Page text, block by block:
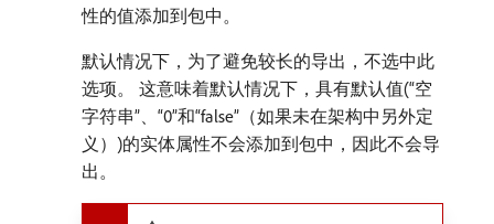
性的值添加到包中。
默认情况下，为了避免较长的导出，不选中此
选项。 这意味着默认情况下，具有默认值(“空
字符串”、“0”和“false”（如果未在架构中另外定
义）)的实体属性不会添加到包中，因此不会导
出。